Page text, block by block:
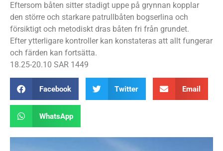
Eftersom båten sitter stadigt uppe på grynnan kopplar
den större och starkare patrullbåten bogserlina och
försiktigt och metodiskt dras båten fri från grundet.
Efter ytterligare kontroller kan konstateras att allt fungerar
och färden kan fortsätta.
18.25-20.10 SAR 1449
Facebook Twitter Email
WhatsApp